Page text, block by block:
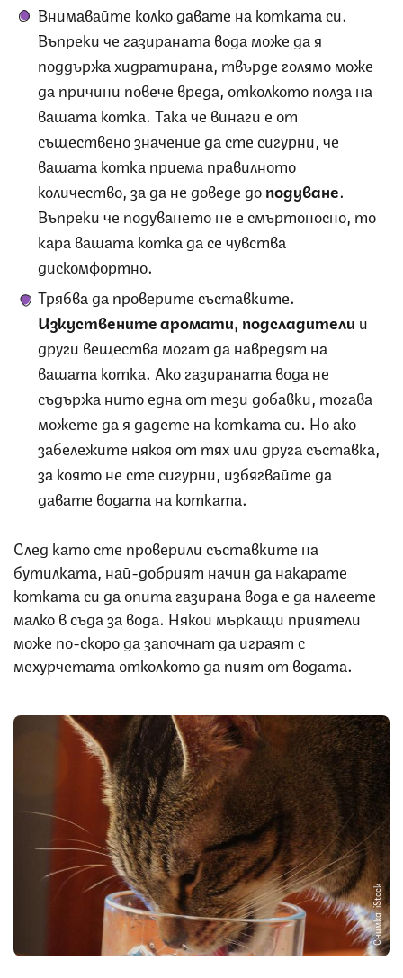
Внимавайте колко давате на котката си.
Въпреки че газираната вода може да я
поддържа хидратирана, твърде голямо може
да причини повече вреда, отколкото полза на
вашата котка. Така че винаги е от
съществено значение да сте сигурни, че
вашата котка приема правилното
количество, за да не доведе доподуване.
Въпреки че подуването не е смъртоносно, то
кара вашата котка да се чувства
дискомфортно.
Трябва да проверите съставките.
Изкуствените аромати, подсладители и
други вещества могат да навредят на
вашата котка. Ако газираната вода не
съдържа нито една от тези добавки, тогава
можете да я дадете на котката си. Но ако
забележите някоя от тях или друга съставка,
за която не сте сигурни, избягвайте да
давате водата на котката.
След като сте проверили съставките на
бутилката, най-добрият начин да накарате
котката си да опита газирана вода е да налеете
малко в съда за вода. Някои мъркащи приятели
може по-скоро да започнат да играят с
мехурчетата отколкото да пият от водата.
Снимка: iStock